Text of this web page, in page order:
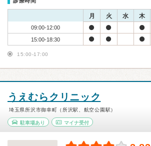
月 火 水 木
09:00-12:00
15:00-18:30
15:00-17:00
うえむらクリニック
埼玉県所沢市御幸町（所沢駅、航空公園駅）
駐車場あり マイナ受付